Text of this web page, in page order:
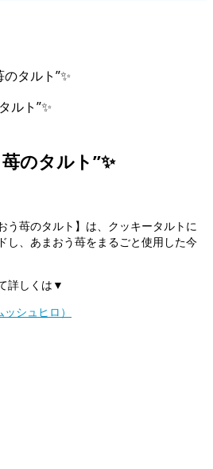
タルト”✨
のタルト”✨
う苺のタルト】は、クッキータルトに
し、あまおう苺をまるごと使用した今
詳しくは▼
シュヒロ）